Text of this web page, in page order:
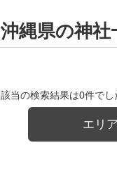
沖縄県の神社
該当の検索結果は0件でし
エリ